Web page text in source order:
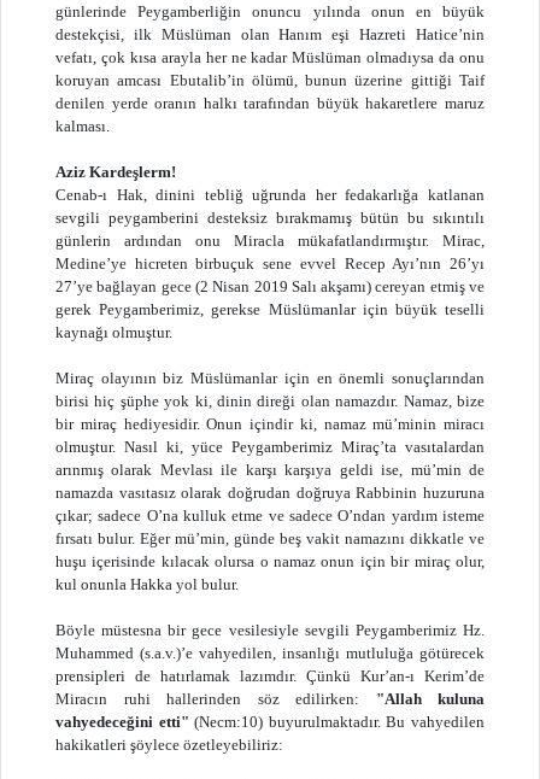
günlerinde Peygamberliğin onuncu yılında onun en büyük
destekçisi, ilk Müslüman olan Hanım eşi Hazreti Hatice’nin
vefatı, çok kısa arayla her ne kadar Müslüman olmadıysa da onu
koruyan amcası Ebutalib’in ölümü, bunun üzerine gittiği Taif
denilen yerde oranın halkı tarafından büyük hakaretlere maruz
kalması.
Aziz Kardeşlerm!
Cenab-ı Hak, dinini tebliğ uğrunda her fedakarlığa katlanan
sevgili peygamberini desteksiz bırakmamış bütün bu sıkıntılı
günlerin ardından onu Miracla mükafatlandırmıştır. Mirac,
Medine’ye hicreten birbuçuk sene evvel Recep Ayı’nın 26’yı
27’ye bağlayan gece (2 Nisan 2019 Salı akşamı) cereyan etmiş ve
gerek Peygamberimiz, gerekse Müslümanlar için büyük teselli
kaynağı olmuştur.
Miraç olayının biz Müslümanlar için en önemli sonuçlarından
birisi hiç şüphe yok ki, dinin direği olan namazdır. Namaz, bize
bir miraç hediyesidir. Onun içindir ki, namaz mü’minin miracı
olmuştur. Nasıl ki, yüce Peygamberimiz Miraç’ta vasıtalardan
arınmış olarak Mevlası ile karşı karşıya geldi ise, mü’min de
namazda vasıtasız olarak doğrudan doğruya Rabbinin huzuruna
çıkar; sadece O’na kulluk etme ve sadece O’ndan yardım isteme
fırsatı bulur. Eğer mü’min, günde beş vakit namazını dikkatle ve
huşu içerisinde kılacak olursa o namaz onun için bir miraç olur,
kul onunla Hakka yol bulur.
Böyle müstesna bir gece vesilesiyle sevgili Peygamberimiz Hz.
Muhammed (s.a.v.)’e vahyedilen, insanlığı mutluluğa götürecek
prensipleri de hatırlamak lazımdır. Çünkü Kur’an-ı Kerim’de
Miracın ruhi hallerinden söz edilirken: "Allah kuluna
vahyedeceğini etti" (Necm:10) buyurulmaktadır. Bu vahyedilen
hakikatleri şöylece özetleyebiliriz: